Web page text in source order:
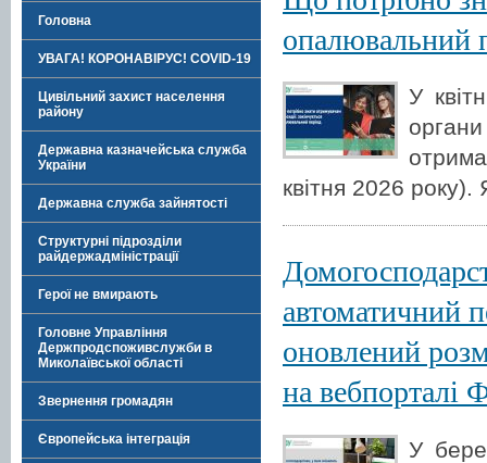
Головна
УВАГА! КОРОНАВІРУС! COVID-19
Цивільний захист населення
району
Державна казначейська служба
України
Державна служба зайнятості
Структурні підрозділи
райдержадміністрації
Герої не вмирають
Головне Управління
Держпродспоживслужби в
Миколаївської області
Звернення громадян
Європейська інтеграція
опалювальний
У
квітня 2026
автоматичний
оновлений
на вебпорталі
У